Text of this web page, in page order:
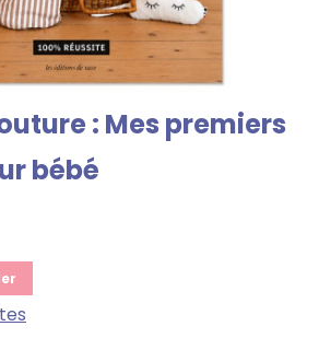
: Mes premiers
bébé